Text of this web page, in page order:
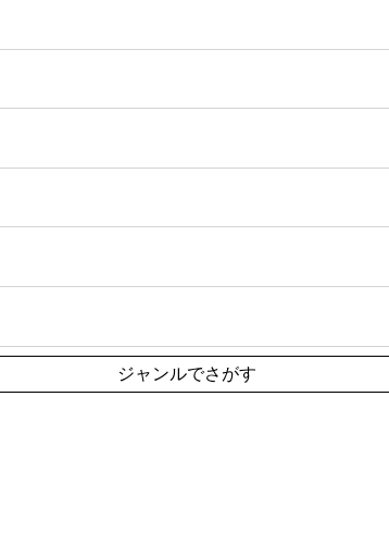
ジャンルでさがす